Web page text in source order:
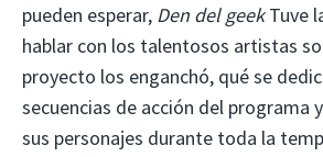
pueden esperar, Den del geekTuve
hablar con los talentosos artistas
proyecto los enganchó, qué se
secuencias de acción del programa
sus personajes durante toda la